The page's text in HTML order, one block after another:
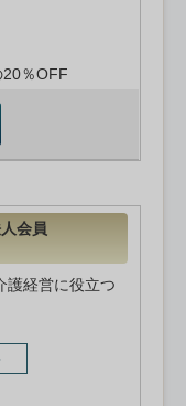
％OFF
会員
護経営に役立つ